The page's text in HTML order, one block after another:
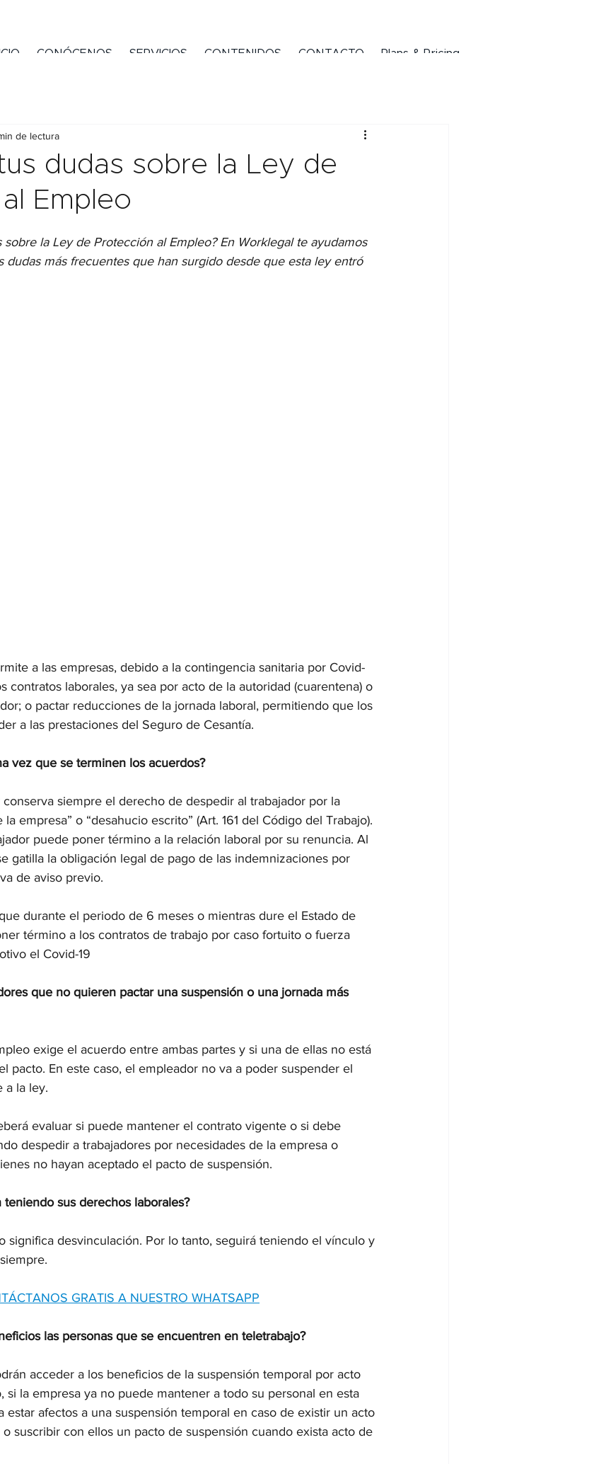
CONÓCENOS SERVICIOS CONTENIDOS CONTACTO Plans & Pricing
dudas sobre la Ley de
Empleo
de lectura
sobre la Ley de Protección al Empleo? En Worklegal te ayudamos
dudas más frecuentes que han surgido desde que esta ley entró
a las empresas, debido a la contingencia sanitaria por Covid-
contratos laborales, ya sea por acto de la autoridad (cuarentena) o
o pactar reducciones de la jornada laboral, permitiendo que los
a las prestaciones del Seguro de Cesantía.
vez que se terminen los acuerdos?
siempre el derecho de despedir al trabajador por la
empresa” o “desahucio escrito” (Art. 161 del Código del Trabajo).
puede poner término a la relación laboral por su renuncia. Al
gatilla la obligación legal de pago de las indemnizaciones por
de aviso previo.
durante el periodo de 6 meses o mientras dure el Estado de
término a los contratos de trabajo por caso fortuito o fuerza
el Covid-19
que no quieren pactar una suspensión o una jornada más
exige el acuerdo entre ambas partes y si una de ellas no está
pacto. En este caso, el empleador no va a poder suspender el
a la ley.
evaluar si puede mantener el contrato vigente o si debe
despedir a trabajadores por necesidades de la empresa o
no hayan aceptado el pacto de suspensión.
teniendo sus derechos laborales?
significa desvinculación. Por lo tanto, seguirá teniendo el vínculo y
GRATIS A NUESTRO WHATSAPP
las personas que se encuentren en teletrabajo?
acceder a los beneficios de la suspensión temporal por acto
si la empresa ya no puede mantener a todo su personal en esta
estar afectos a una suspensión temporal en caso de existir un acto
suscribir con ellos un pacto de suspensión cuando exista acto de